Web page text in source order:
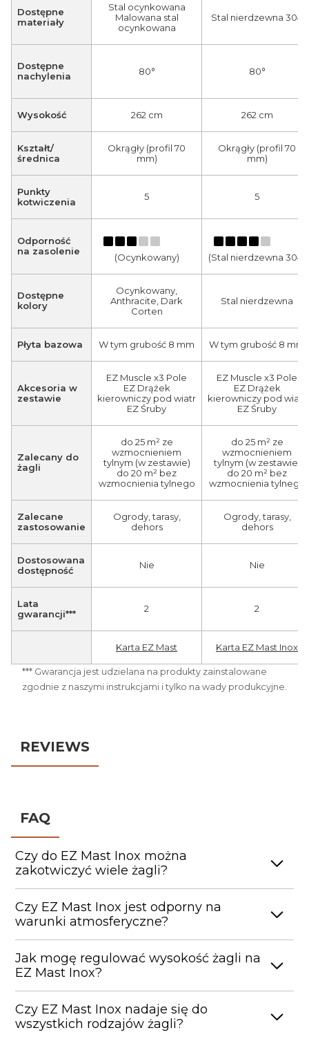
Dostępne
materiały
Stal ocynkowana
Malowana stal
ocynkowana
Stal nierdzewna 304
Dostępne
nachylenia
80° 80°
Wysokość 262 cm 262 cm
Kształt/
średnica
Okrągły (profil 70
mm)
Okrągły (profil 70
mm)
Punkty
kotwiczenia
5 5
Odporność
na zasolenie
(Ocynkowany) (Stal nierdzewna 304)
Dostępne
kolory
Ocynkowany,
Anthracite, Dark
Corten
Stal nierdzewna
Płyta bazowa W tym grubość 8 mm W tym grubość 8 mm
Akcesoria w
zestawie
EZ Muscle x3 Pole
EZ Drążek
kierowniczy pod wiatr
EZ Śruby
EZ Muscle x3 Pole
EZ Drążek
kierowniczy pod wiatr
EZ Śruby
Zalecany do
żagli
do 25 m² ze
wzmocnieniem
tylnym (w zestawie)
do 20 m² bez
wzmocnienia tylnego
do 25 m² ze
wzmocnieniem
tylnym (w zestawie)
do 20 m² bez
wzmocnienia tylnego
Zalecane
zastosowanie
Ogrody, tarasy,
dehors
Ogrody, tarasy,
dehors
Dostosowana
dostępność
Nie Nie
Lata
gwarancji***
2 2
Karta EZ Mast Karta EZ Mast Inox
*** Gwarancja jest udzielana na produkty zainstalowane
zgodnie z naszymi instrukcjami i tylko na wady produkcyjne.
REVIEWS
FAQ
Czy do EZ Mast Inox można
zakotwiczyć wiele żagli?
EZ Mast Inox jest specjalnie zaprojektowany do
kotwiczenia więcej niż jednego żagla. W
mocowania, które umożliwiają zakotwiczenie
wielu żagli i całkowite dostosowanie zacienionego
obszaru.
Czy EZ Mast Inox jest odporny na
warunki atmosferyczne?
Tak, EZ Mast Inox jest odporny na niekorzystne
warunki pogodowe. Jest również wykonany w
ochronę przed rdzą i zasoleniem.
Jak mogę regulować wysokość żagli na
EZ Mast Inox?
Schroef gewoon de koppeling los en zet hem in
de nieuwe positie. Met deze functie kun je de
Czy EZ Mast Inox nadaje się do
wszystkich rodzajów żagli?